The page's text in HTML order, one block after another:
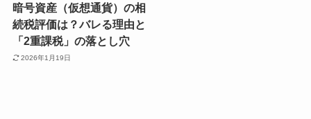
暗号資産（仮想通貨）の相
続税評価は？バレる理由と
「2重課税」の落とし穴
2026年1月19日